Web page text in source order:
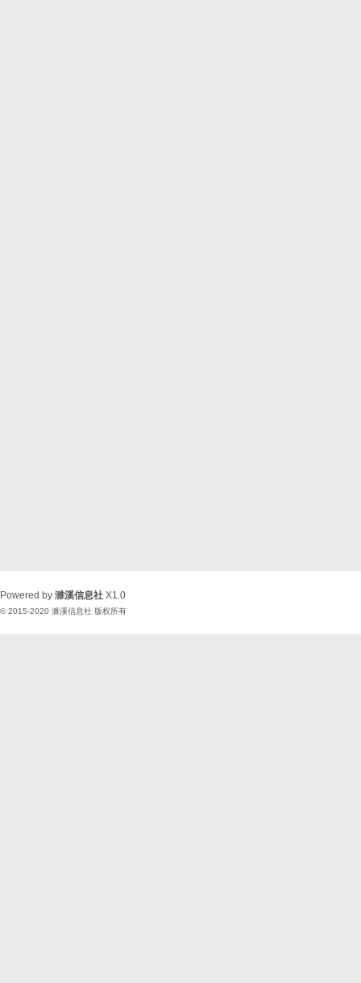
Powered by 濉溪信息社 X1.0
© 2015-2020 濉溪信息社 版权所有